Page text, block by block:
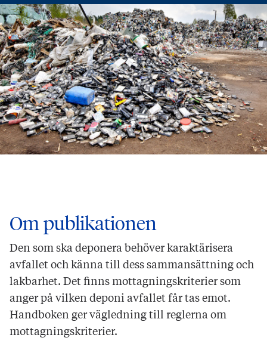
Om publikationen
Den som ska deponera behöver karaktärisera
avfallet och känna till dess sammansättning och
lakbarhet. Det finns mottagningskriterier som
anger på vilken deponi avfallet får tas emot.
Handboken ger vägledning till reglerna om
mottagningskriterier.